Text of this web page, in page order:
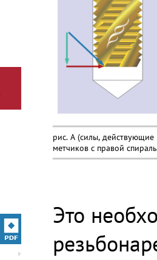
рис. А (силы, действующие
метчиков с правой
Это